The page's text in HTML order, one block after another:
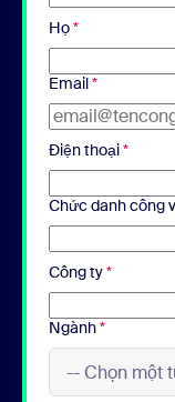
Họ*
Email*
Điện thoại*
Chức danh công
Công ty*
Ngành*